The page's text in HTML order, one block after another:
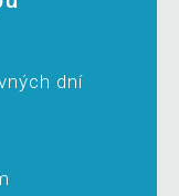
dní